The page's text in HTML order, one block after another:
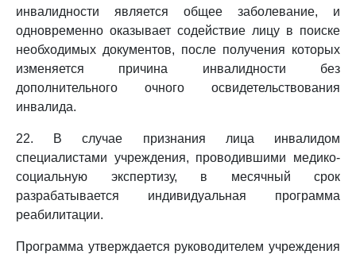
инвалидности является общее заболевание, и
одновременно оказывает содействие лицу в поиске
необходимых документов, после получения которых
изменяется причина инвалидности без
дополнительного очного освидетельствования
инвалида.
22. В случае признания лица инвалидом
специалистами учреждения, проводившими медико-
социальную экспертизу, в месячный срок
разрабатывается индивидуальная программа
реабилитации.
Программа утверждается руководителем учреждения